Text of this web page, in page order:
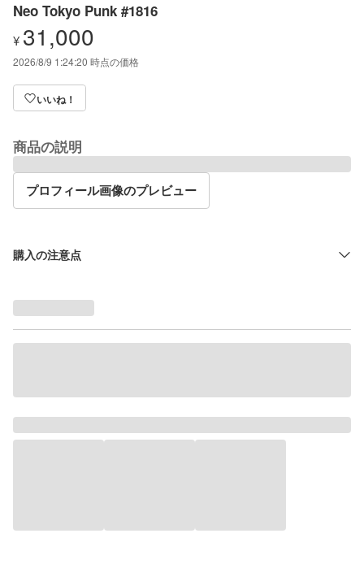
Neo Tokyo Punk #1816
¥ 31,000
2026/8/9 1:24:20 時点の価格
いいね！
商品の説明
プロフィール画像のプレビュー
購入の注意点